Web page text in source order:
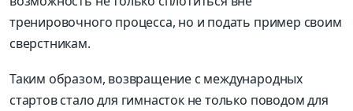
тренировочного процесса, но и подать пример своим
сверстникам.
Таким образом, возвращение с международных
стартов стало для гимнасток не только поводом для